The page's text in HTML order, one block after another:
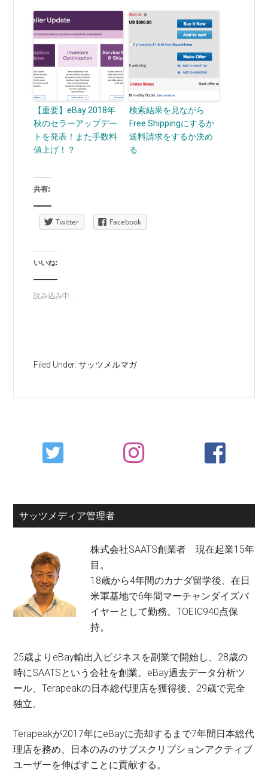
【重要】eBay 2018年
秋のセラーアップデー
トを発表！また手数料
値上げ！？
検索結果を見ながら
Free Shippingにするか
送料請求をするか決め
る
共有:
Twitter Facebook
いいね:
読み込み中...
Filed Under:サッツメルマガ
Primary
Sidebar
サッツメディア管理者
株式会社SAATS創業者 現在起業15年
目。
18歳から4年間のカナダ留学後、在日
米軍基地で6年間マーチャンダイズバ
イヤーとして勤務。TOEIC940点保
持。
25歳よりeBay輸出入ビジネスを副業で開始し、28歳の
時にSAATSという会社を創業。eBay過去データ分析ツ
ール、Terapeakの日本総代理店を獲得後、29歳で完全
独立。
Terapeakが2017年にeBayに売却するまで7年間日本総代
理店を務め、日本のみのサブスクリプションアクティブ
ユーザーを伸ばすことに貢献する。